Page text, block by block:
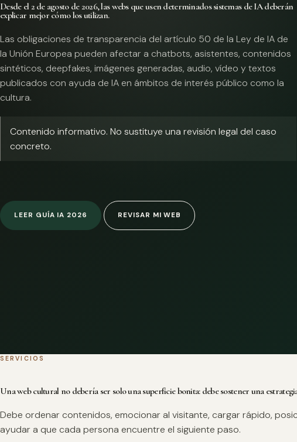
Desde el 2 de agosto de 2026, las webs que usen determinados sistemas de IA deberán
explicar mejor cómo los utilizan.
Las obligaciones de transparencia del artículo 50 de la Ley de IA de
la Unión Europea pueden afectar a chatbots, asistentes, contenidos
sintéticos, deepfakes, imágenes generadas, audio, vídeo y textos
publicados con ayuda de IA en ámbitos de interés público como la
cultura.
Contenido informativo. No sustituye una revisión legal del caso
concreto.
LEER GUÍA IA 2026 REVISAR MI WEB
SERVICIOS
Una web cultural no debería ser solo una superficie bonita: debe sostener una
Debe ordenar contenidos, emocionar al visitante, cargar rápido,
ayudar a que cada persona encuentre el siguiente paso.